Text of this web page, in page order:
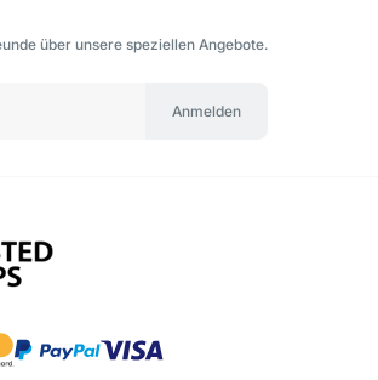
über unsere speziellen Angebote.
Anmelden